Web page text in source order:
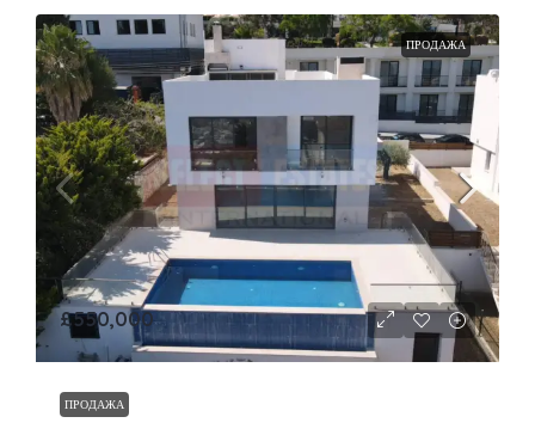
ПРОДАЖА
£550,000
ПРОДАЖА